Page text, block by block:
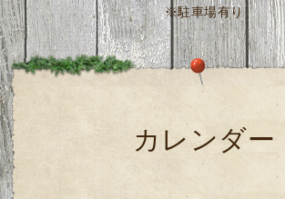
※駐車場有り
カレンダー